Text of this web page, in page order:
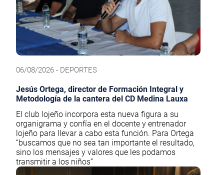
06/08/2026 - DEPORTES
Jesús Ortega, director de Formación Integral y
Metodología de la cantera del CD Medina Lauxa
El club lojeño incorpora esta nueva figura a su
organigrama y confía en el docente y entrenador
lojeño para llevar a cabo esta función. Para Ortega
“buscamos que no sea tan importante el resultado,
sino los mensajes y valores que les podamos
transmitir a los niños”